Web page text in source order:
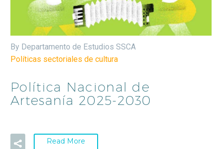
By Departamento de Estudios SSCA
Políticas sectoriales de cultura
Política Nacional de
Artesanía 2025-2030
Read More